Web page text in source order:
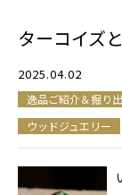
ターコイズ
2025.04.02
逸品ご紹介＆掘り
ウッドジュエリー